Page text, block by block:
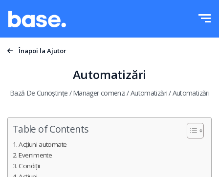
Functii
Manager comenzi
Manager produs
Automatizarea prețurilor
Mai mult
Educație
Română
Înapoi la Ajutor
Automatizări
Bază De Cunoștințe / Manager comenzi/Automatizări/Automatizări
Table of Contents
Acțiuni automate
Evenimente
Condiții